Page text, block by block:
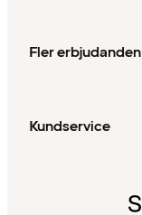
Fler erbjudanden
Kundservice